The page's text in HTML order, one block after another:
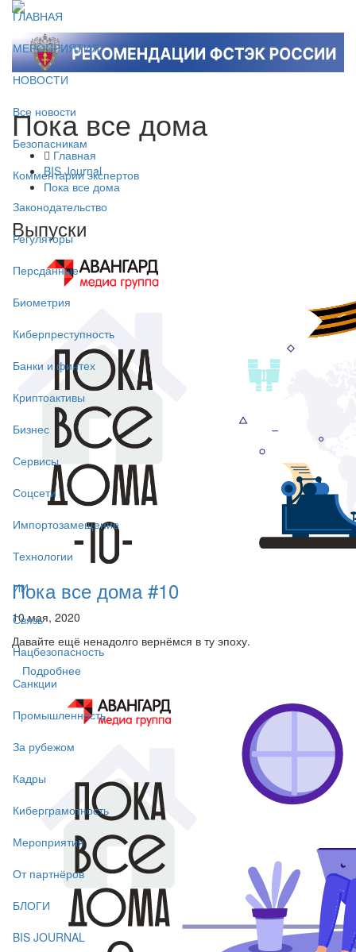
ГЛАВНАЯ
МЕРОПРИЯТИЯ
НОВОСТИ
Все новости
Безопасникам
Комментарии экспертов
Законодательство
Регуляторы
Персданные
Биометрия
Киберпреступность
Банки и финтех
Криптоактивы
Бизнес
Сервисы
Соцсети
Импортозамещение
Технологии
ИИ
Связь
Нацбезопасность
Санкции
Промышленность
За рубежом
Кадры
Киберграмотность
Мероприятия
От партнёров
БЛОГИ
BIS JOURNAL
Пока все дома
Главная
BIS Journal
Пока все дома
Выпуски
Пока все дома #10
10 мая, 2020
Давайте ещё ненадолго вернёмся в ту эпоху.
Подробнее